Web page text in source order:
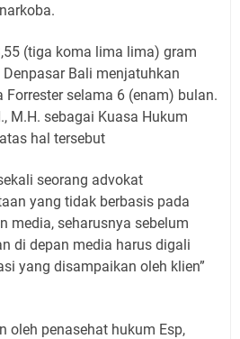
(tiga koma lima lima) gram
Bali menjatuhkan
selama 6 (enam) bulan.
M.H. sebagai Kuasa Hukum
hal tersebut
seorang advokat
yang tidak berbasis pada
media, seharusnya sebelum
di depan media harus digali
yang disampaikan oleh klien”
oleh penasehat hukum Esp,